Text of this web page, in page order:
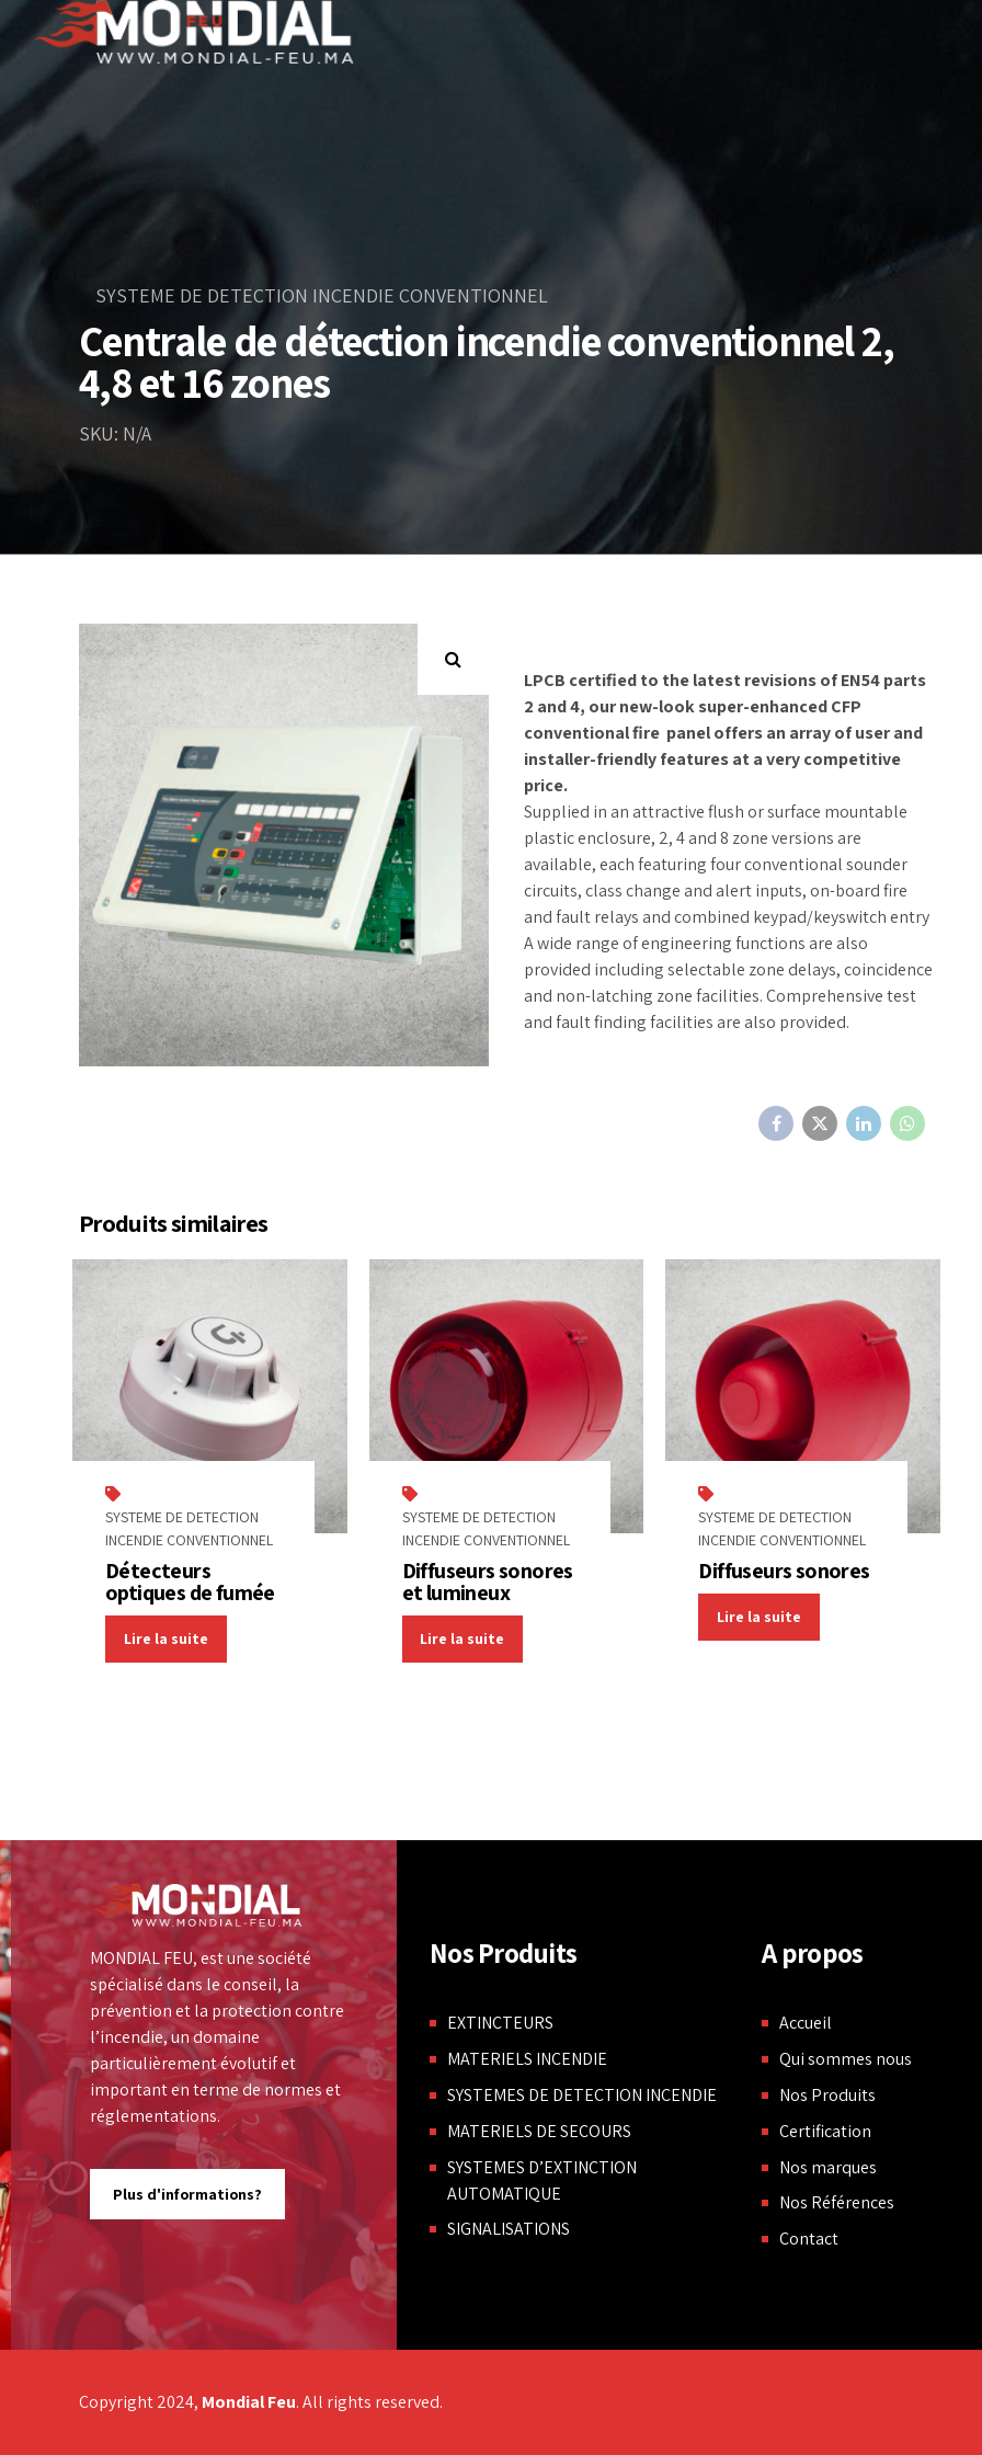
SYSTEME DE DETECTION INCENDIE CONVENTIONNEL
Centrale de détection incendie conventionnel 2,
4,8 et 16 zones
SKU: N/A
LPCB certified to the latest revisions of EN54 parts
2 and 4, our new-look super-enhanced CFP
conventional fire panel offers an array of user and
installer-friendly features at a very competitive
price.
Supplied in an attractive flush or surface mountable
plastic enclosure, 2, 4 and 8 zone versions are
available, each featuring four conventional sounder
circuits, class change and alert inputs, on-board fire
and fault relays and combined keypad/keyswitch entry
A wide range of engineering functions are also
provided including selectable zone delays, coincidence
and non-latching zone facilities. Comprehensive test
and fault finding facilities are also provided.
Produits similaires
SYSTEME DE DETECTION
INCENDIE CONVENTIONNEL
Détecteurs
optiques de fumée
Lire la suite
SYSTEME DE DETECTION
INCENDIE CONVENTIONNEL
Diffuseurs sonores
et lumineux
Lire la suite
SYSTEME DE DETECTION
INCENDIE CONVENTIONNEL
Diffuseurs sonores
Lire la suite
MONDIAL FEU, est une société
spécialisé dans le conseil, la
prévention et la protection contre
l’incendie, un domaine
particulièrement évolutif et
important en terme de normes et
réglementations.
Plus d'informations?
Nos Produits
EXTINCTEURS
MATERIELS INCENDIE
SYSTEMES DE DETECTION INCENDIE
MATERIELS DE SECOURS
SYSTEMES D’EXTINCTION
AUTOMATIQUE
SIGNALISATIONS
A propos
Accueil
Qui sommes nous
Nos Produits
Certification
Nos marques
Nos Références
Contact
Copyright 2024, Mondial Feu. All rights reserved.